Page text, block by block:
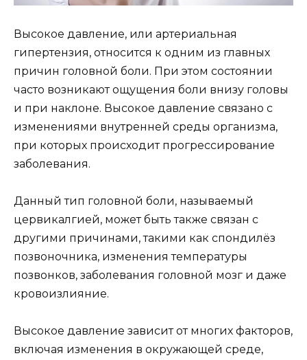
Высокое давление, или артериальная
гипертензия, относится к одним из главных
причин головной боли. При этом состоянии
часто возникают ощущения боли внизу головы
и при наклоне. Высокое давление связано с
изменениями внутренней среды организма,
при которых происходит прогрессирование
заболевания.
Данный тип головной боли, называемый
цервикалгией, может быть также связан с
другими причинами, такими как спондилёз
позвоночника, изменения температуры
позвонков, заболевания головной мозг и даже
кровоизлияние.
Высокое давление зависит от многих факторов,
включая изменения в окружающей среде,